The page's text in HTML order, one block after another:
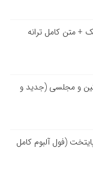
+ متن کامل ترانه
و مجلسی (جدید و
(فول آلبوم کامل